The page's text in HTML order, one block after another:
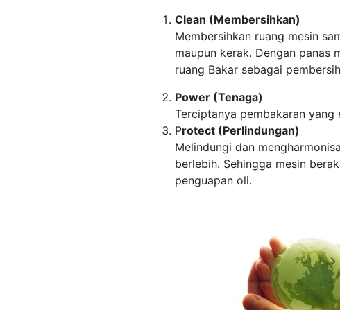
Clean (Membersihkan)
Membersihkan ruang mesin
maupun kerak. Dengan panas
ruang Bakar sebagai
Power (Tenaga)
Terciptanya pembakaran
Protect (Perlindungan)
Melindungi dan
berlebih. Sehingga mesin
penguapan oli.